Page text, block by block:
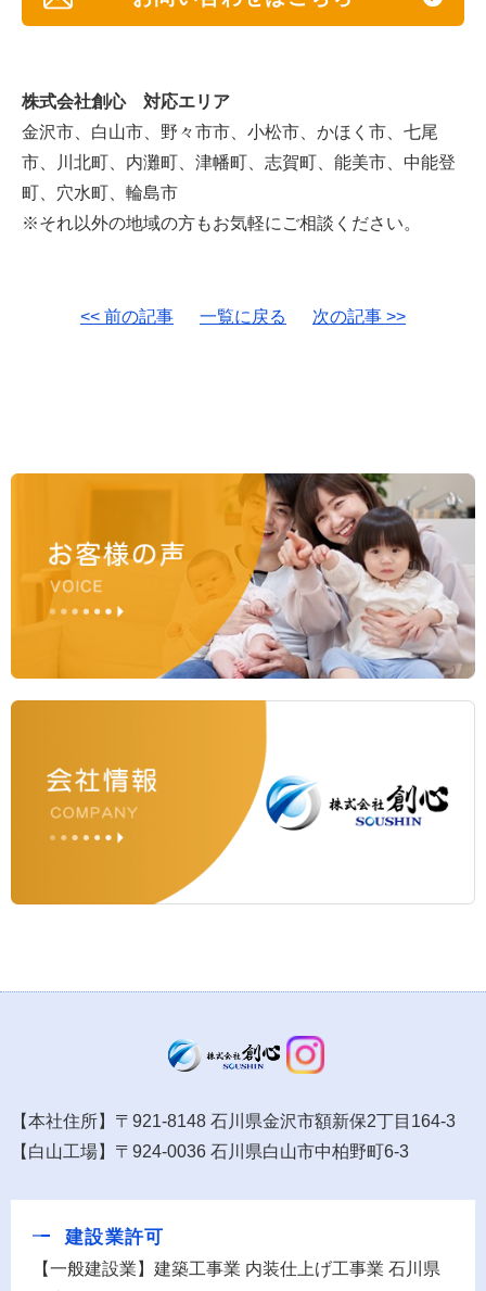
株式会社創心 対応エリア
金沢市、白山市、野々市市、小松市、かほく市、七尾
市、川北町、内灘町、津幡町、志賀町、能美市、中能登
町、穴水町、輪島市
※それ以外の地域の方もお気軽にご相談ください。
<< 前の記事 一覧に戻る 次の記事 >>
【本社住所】〒921-8148 石川県金沢市額新保2丁目164-3
【白山工場】〒924-0036 石川県白山市中柏野町6-3
建設業許可
【一般建設業】建築工事業 内装仕上げ工事業 石川県